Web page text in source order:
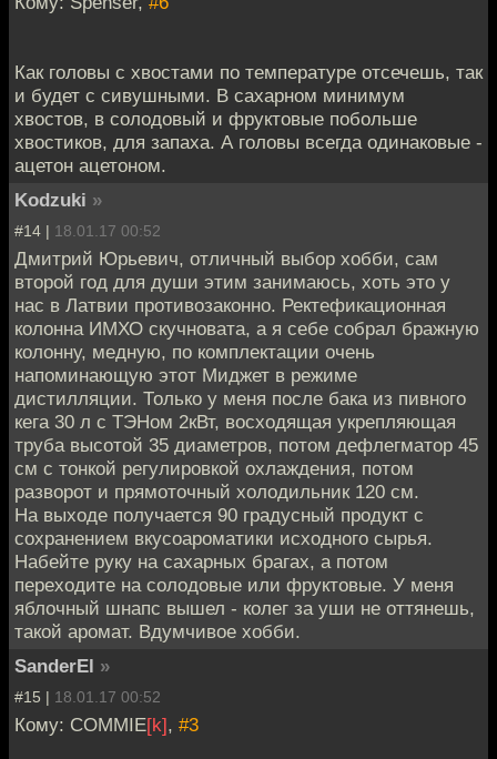
Как головы с хвостами по температуре отсечешь, так
и будет с сивушными. В сахарном минимум
хвостов, в солодовый и фруктовые побольше
хвостиков, для запаха. А головы всегда одинаковые -
ацетон ацетоном.
Kodzuki »
#14 | 18.01.17 00:52
Дмитрий Юрьевич, отличный выбор хобби, сам
второй год для души этим занимаюсь, хоть это у
нас в Латвии противозаконно. Ректефикационная
колонна ИМХО скучновата, а я себе собрал бражную
колонну, медную, по комплектации очень
напоминающую этот Миджет в режиме
дистилляции. Только у меня после бака из пивного
кега 30 л с ТЭНом 2кВт, восходящая укрепляющая
труба высотой 35 диаметров, потом дефлегматор 45
см с тонкой регулировкой охлаждения, потом
разворот и прямоточный холодильник 120 см.
На выходе получается 90 градусный продукт с
сохранением вкусоароматики исходного сырья.
Набейте руку на сахарных брагах, а потом
переходите на солодовые или фруктовые. У меня
яблочный шнапс вышел - колег за уши не оттянешь,
такой аромат. Вдумчивое хобби.
SanderEl »
#15 | 18.01.17 00:52
Кому: COMMIE[k], #3